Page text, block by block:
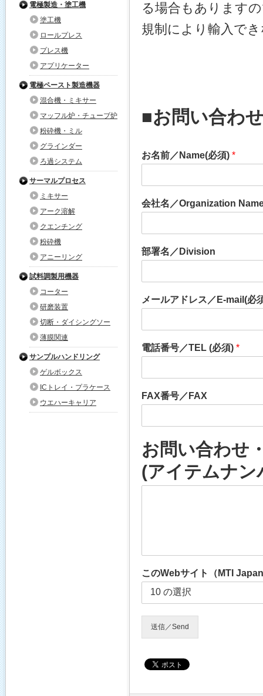
る場合もあります
規制により輸入で
■お問い合わ
お名前／Name(必須) *
会社名／Organization
部署名／Division
メールアドレス／E-mail(必
電話番号／TEL (必須) *
FAX番号／FAX
お問い合わせ
(アイテムナ
このWebサイト（MTI
送信／Send
電極製造・塗工機
塗工機
ロールプレス
プレス機
アプリケーター
電極ペースト製造機器
混合機・ミキサー
マッフル炉・チューブ炉
粉砕機・ミル
グラインダー
ろ過システム
サーマルプロセス
ミキサー
アーク溶解
クエンチング
粉砕機
アニーリング
試料調製用機器
コーター
研磨装置
切断・ダイシングソー
薄膜関連
サンプルハンドリング
ゲルボックス
ICトレイ・プラケース
ウエハーキャリア